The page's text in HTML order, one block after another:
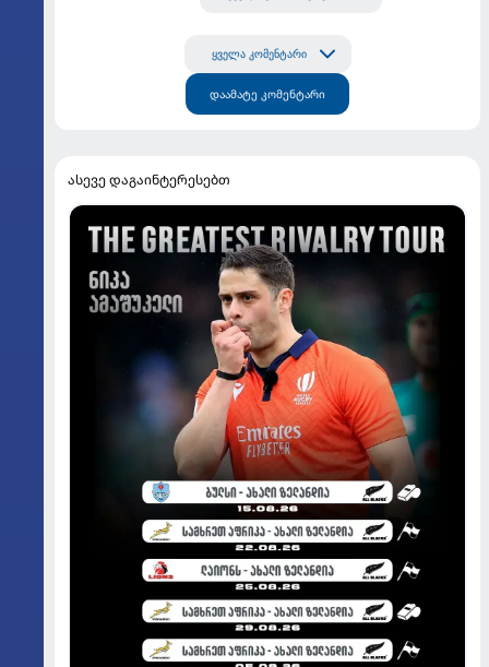
ყველა კომენტარი
დაამატე კომენტარი
ასევე დაგაინტერესებთ